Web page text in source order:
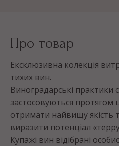
Про товар
Ексклюзивна колекція
тихих вин.
Виноградарські практики
застосовуються протягом
отримати найвищу якість
виразити потенціал
Купажі вин відібрані